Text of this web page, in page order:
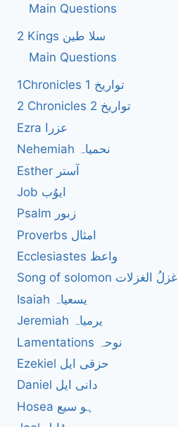
Main Questions
2 Kings سلا طین
Main Questions
1Chronicles 1 تواریخ
2 Chronicles 2 تواریخ
Ezra عزرا
Nehemiah نحمیاہ
Esther آستر
Job ایوُب
Psalm زبور
Proverbs امثال
Ecclesiastes واعظ
Song of solomon غزلُ الغزلات
Isaiah یسعیاہ
Jeremiah یرمیاہ
Lamentations نوحہ
Ezekiel حزقی ایل
Daniel دانی ایل
Hosea ہو سیع